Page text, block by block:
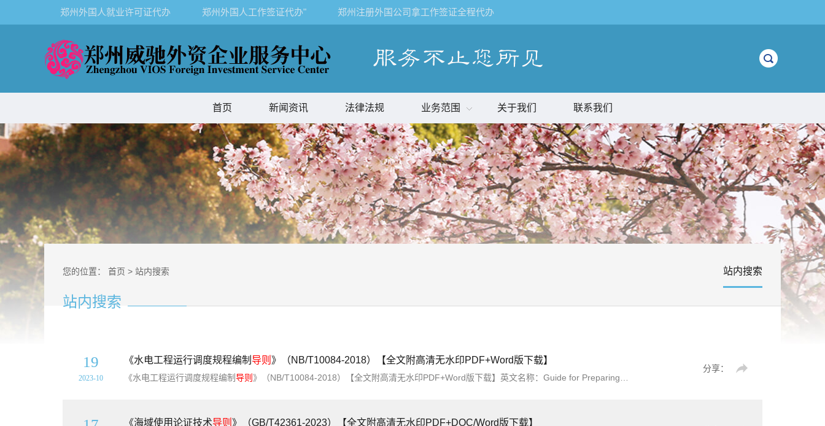
郑州外国人就业许可证代办 郑州外国人工作签证代办" 郑州注册外国公司拿工作签证全程代办
首页 新闻资讯 法律法规 业务范围 关于我们 联系我们
您的位置： 首页 > 站内搜索 站内搜索
站内搜索
19
2023-10
《水电工程运行调度规程编制 导则 》（NB/T10084-2018）【全文附高清无水印PDF+Word版下载】
《水电工程运行调度规程编制导则 》（NB/T10084-2018）【全文附高清无水印PDF+Word版下载】英文名称：Guide for Preparing Operation Procedures of Hydropower Projects简介：为规范水电工程运行调度规程的编制原则、基本内容和要求，制定本
分享：
《海域使用论证技术导则 》（GB/T42361-2023）【全文附高清无水印PDF+DOC/Word版下载】